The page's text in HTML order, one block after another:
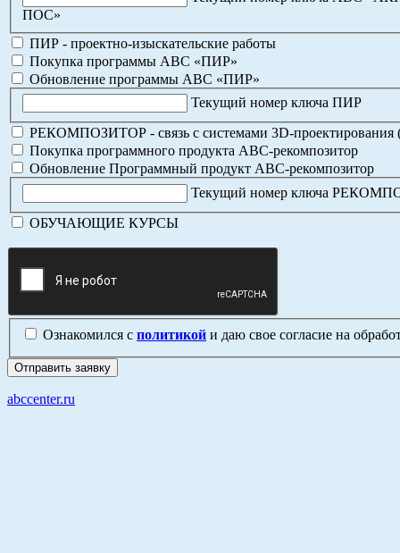
ПОС»
ПИР - проектно-изыскательские работы
Покупка программы АВС «ПИР»
Обновление программы АВС «ПИР»
Текущий номер ключа ПИР
РЕКОМПОЗИТОР - связь с системами 3D-проектирования
Покупка программного продукта АВС-рекомпозитор
Обновление Программный продукт АВС-рекомпозитор
Текущий номер ключа
ОБУЧАЮЩИЕ КУРСЫ
Ознакомился с политикой и даю свое согласие на
abccenter.ru